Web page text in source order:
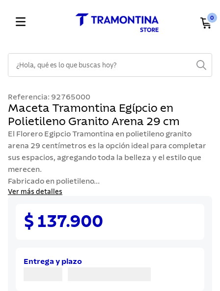
0
Referencia: 92765000
Maceta Tramontina Egípcio en
Polietileno Granito Arena 29 cm
El Florero Egipcio Tramontina en polietileno granito
arena 29 centímetros es la opción ideal para completar
sus espacios, agregando toda la belleza y el estilo que
merecen.
Fabricado en polietileno...
Ver más detalles
$ 137.900
Entrega y plazo
1 .
cuchillos
2.
cubiertos
3.
sarten
4 .
lavaplatos
5.
ollas
6.
acero inoxidable
juego cuchillos
10. olla